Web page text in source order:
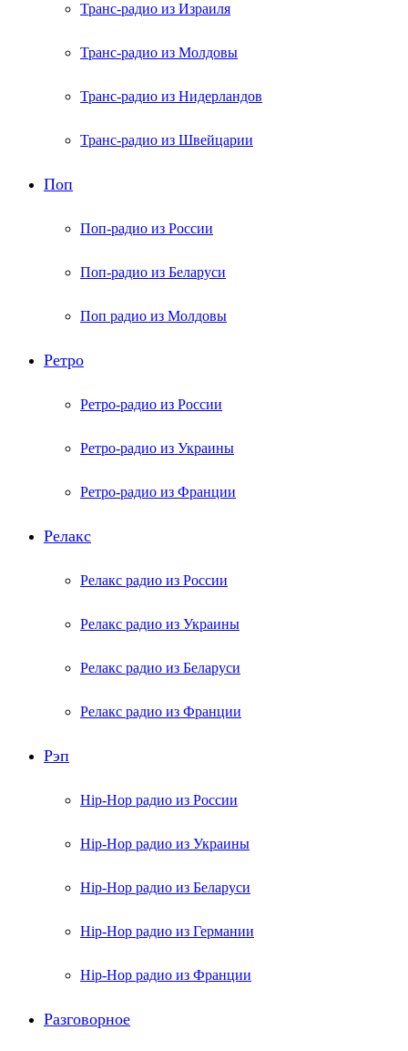
Транс-радио из Израиля
Транс-радио из Молдовы
Транс-радио из Нидерландов
Транс-радио из Швейцарии
Поп
Поп-радио из России
Поп-радио из Беларуси
Поп радио из Молдовы
Ретро
Ретро-радио из России
Ретро-радио из Украины
Ретро-радио из Франции
Релакс
Релакс радио из России
Релакс радио из Украины
Релакс радио из Беларуси
Релакс радио из Франции
Рэп
Hip-Hop радио из России
Hip-Hop радио из Украины
Hip-Hop радио из Беларуси
Hip-Hop радио из Германии
Hip-Hop радио из Франции
Разговорное